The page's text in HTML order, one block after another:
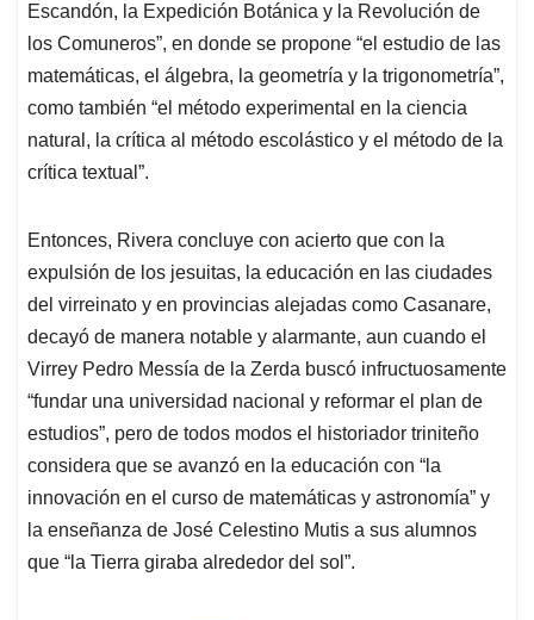
Escandón, la Expedición Botánica y la Revolución de
los Comuneros”, en donde se propone “el estudio de las
matemáticas, el álgebra, la geometría y la trigonometría”,
como también “el método experimental en la ciencia
natural, la crítica al método escolástico y el método de la
crítica textual”.
Entonces, Rivera concluye con acierto que con la
expulsión de los jesuitas, la educación en las ciudades
del virreinato y en provincias alejadas como Casanare,
decayó de manera notable y alarmante, aun cuando el
Virrey Pedro Messía de la Zerda buscó infructuosamente
“fundar una universidad nacional y reformar el plan de
estudios”, pero de todos modos el historiador triniteño
considera que se avanzó en la educación con “la
innovación en el curso de matemáticas y astronomía” y
la enseñanza de José Celestino Mutis a sus alumnos
que “la Tierra giraba alrededor del sol”.